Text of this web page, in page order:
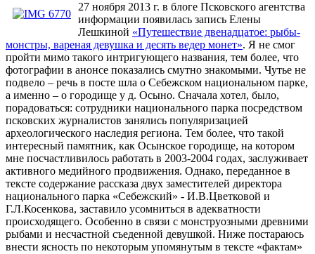
27 ноября 2013 г. в блоге Псковского агентства
информации появилась запись Елены
Лешкиной «Путешествие двенадцатое: рыбы-
монстры, вареная девушка и десять ведер монет». Я не смог
пройти мимо такого интригующего названия, тем более, что
фотографии в анонсе показались смутно знакомыми. Чутье не
подвело – речь в посте шла о Себежском национальном парке,
а именно – о городище у д. Осыно. Сначала хотел, было,
порадоваться: сотрудники национального парка посредством
псковских журналистов занялись популяризацией
археологического наследия региона. Тем более, что такой
интересный памятник, как Осынское городище, на котором
мне посчастливилось работать в 2003-2004 годах, заслуживает
активного медийного продвижения. Однако, переданное в
тексте содержание рассказа двух заместителей директора
национального парка «Себежский» - И.В.Цветковой и
Г.Л.Косенкова, заставило усомниться в адекватности
происходящего. Особенно в связи с монструозными древними
рыбами и несчастной съеденной девушкой. Ниже постараюсь
внести ясность по некоторым упомянутым в тексте «фактам»